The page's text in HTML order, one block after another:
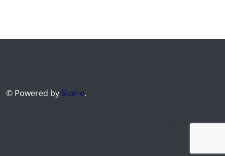
© Powered by Stor-e.